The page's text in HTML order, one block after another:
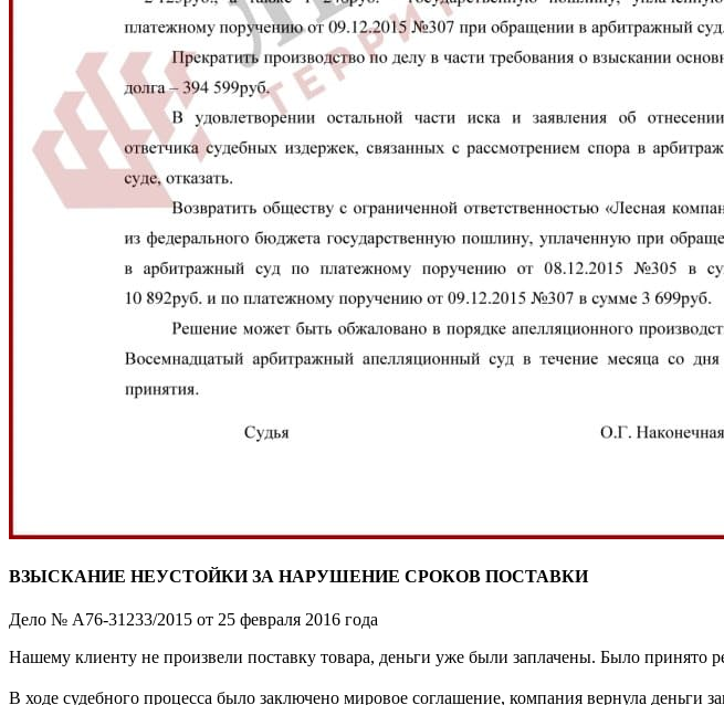
ВЗЫСКАНИЕ НЕУСТОЙКИ ЗА НАРУШЕНИЕ СРОКОВ ПОСТАВКИ
Дело № А76-31233/2015 от 25 февраля 2016 года
Нашему клиенту не произвели поставку товара, деньги уже были заплачены. Было принято
В ходе судебного процесса было заключено мировое соглашение, компания вернула деньги